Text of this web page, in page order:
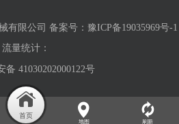
有限公司 备案号： 豫ICP备19035969号-1
流量统计：
备 41030202000122号
地图 刷新